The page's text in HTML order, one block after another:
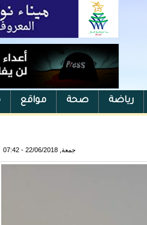
رياضة صحة مواقع
جمعة, 22/06/2018 - 07:42